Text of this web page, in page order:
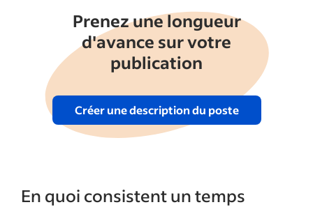
Prenez une longueur
d'avance sur votre
publication
Créer une description du poste
En quoi consistent un temps